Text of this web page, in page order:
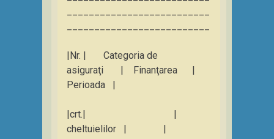
|Nr. | Categoria de
asiguraţi | Finanţarea |
Perioada |
|crt.| |
cheltuielilor | |